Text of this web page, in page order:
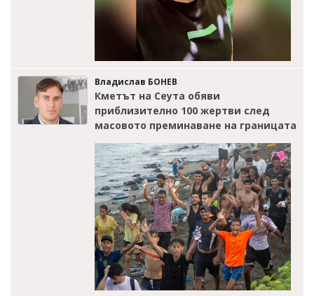
Владислав БОНЕВ
Кметът на Сеута обяви
приблизително 100 жертви след
масовото преминаване на границата